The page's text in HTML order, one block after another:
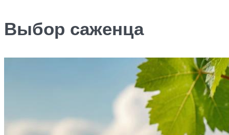
Выбор саженца